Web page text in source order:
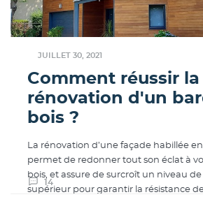
JUILLET 30, 2021
14
Comment réussir la
rénovation d'un
bois ?
La rénovation d’une façade habillée
permet de redonner tout son éclat à
bois, et assure de surcroît un niveau
supérieur pour garantir la résistance